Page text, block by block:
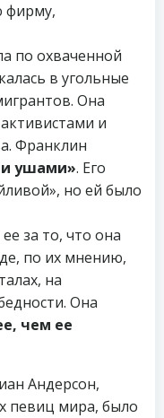
фирму,
по охваченной
в угольные
Она
и
Франклин
ушами». Его
но ей было
за то, что она
по их мнению,
на
Она
чем ее
Андерсон,
певиц мира, было